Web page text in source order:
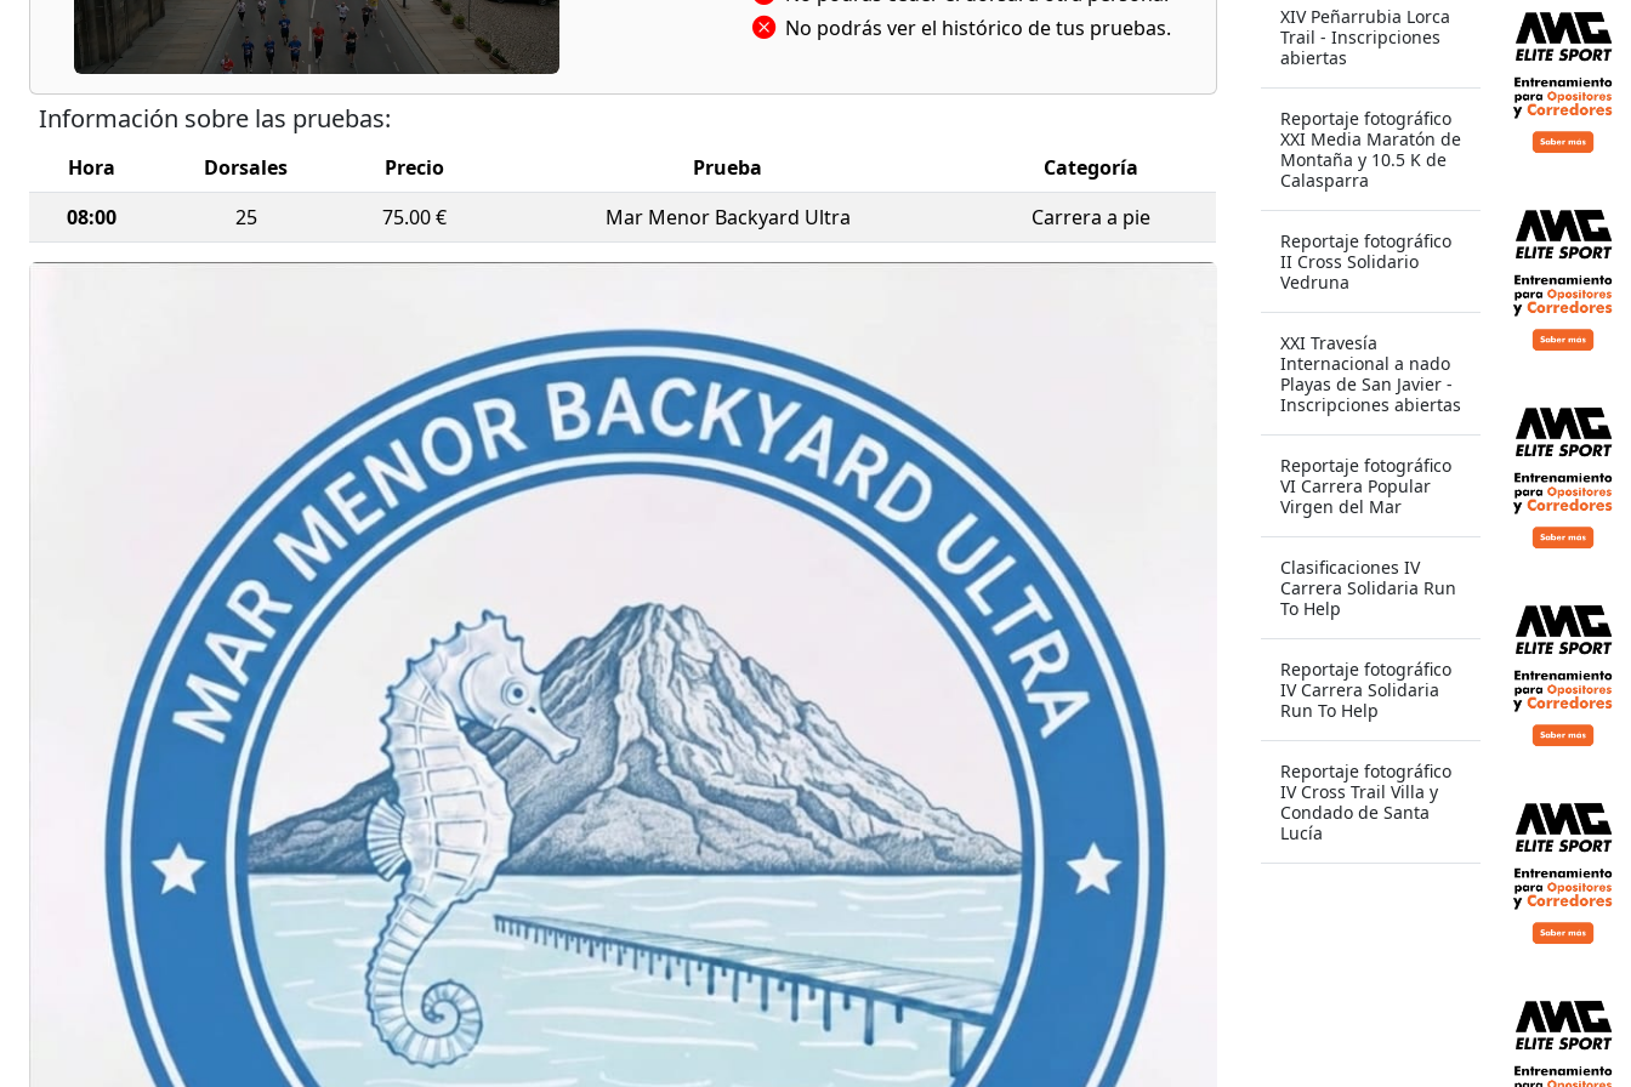
No podrás ver el histórico de tus pruebas.
Información sobre las pruebas:
Hora Dorsales Precio Prueba
Categoría
08:00
25 75.00 € Mar Menor Backyard Ultra Carrera a pie
XIV Peñarrubia Lorca
Trail - Inscripciones
abiertas
Reportaje fotográfico
XXI Media Maratón de
Montaña y 10.5 K de
Calasparra
Reportaje fotográfico
II Cross Solidario
Vedruna
XXI Travesía
Internacional a nado
Playas de San Javier -
Inscripciones abiertas
Reportaje fotográfico
VI Carrera Popular
Virgen del Mar
Clasificaciones IV
Carrera Solidaria Run
To Help
Reportaje fotográfico
IV Carrera Solidaria
Run To Help
Reportaje fotográfico
IV Cross Trail Villa y
Condado de Santa
Lucía